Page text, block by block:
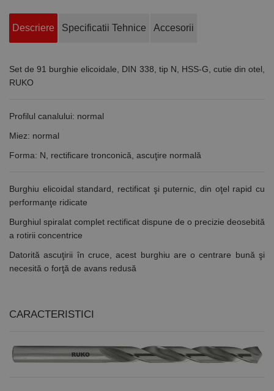
Descriere Specificatii Tehnice Accesorii
Set de 91 burghie elicoidale, DIN 338, tip N, HSS-G, cutie din otel,
RUKO
Profilul canalului: normal
Miez: normal
Forma: N, rectificare tronconică, ascuţire normală
Burghiu elicoidal standard, rectificat şi puternic, din oţel rapid cu
performanţe ridicate
Burghiul spiralat complet rectificat dispune de o precizie deosebită
a rotirii concentrice
Datorită ascuţirii în cruce, acest burghiu are o centrare bună şi
necesită o forţă de avans redusă
CARACTERISTICI